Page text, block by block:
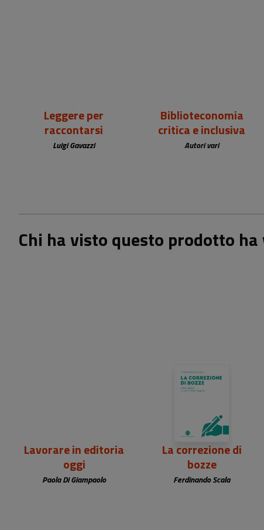
Leggere per
raccontarsi
Luigi Gavazzi
Biblioteconomia
critica e inclusiva
Autori vari
Chi ha visto questo prodotto
Lavorare in editoria
oggi
Paola Di Giampaolo
La correzione di
bozze
Ferdinando Scala